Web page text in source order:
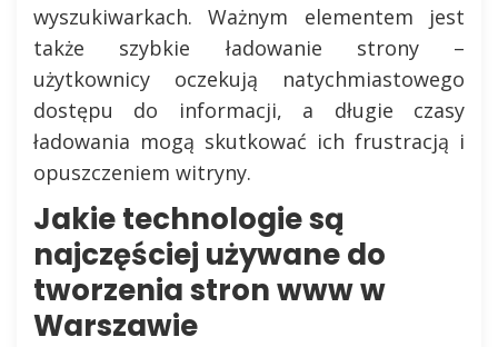
wyszukiwarkach. Ważnym elementem jest
także szybkie ładowanie strony –
użytkownicy oczekują natychmiastowego
dostępu do informacji, a długie czasy
ładowania mogą skutkować ich frustracją i
opuszczeniem witryny.
Jakie technologie są
najczęściej używane do
tworzenia stron www w
Warszawie